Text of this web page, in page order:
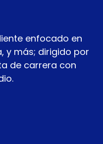
enfocado en
y más; dirigido por
de carrera con